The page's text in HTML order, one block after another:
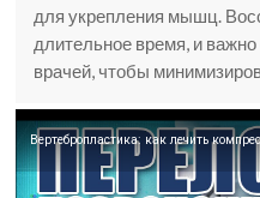
для укрепления мышц.
длительное время, и
врачей, чтобы